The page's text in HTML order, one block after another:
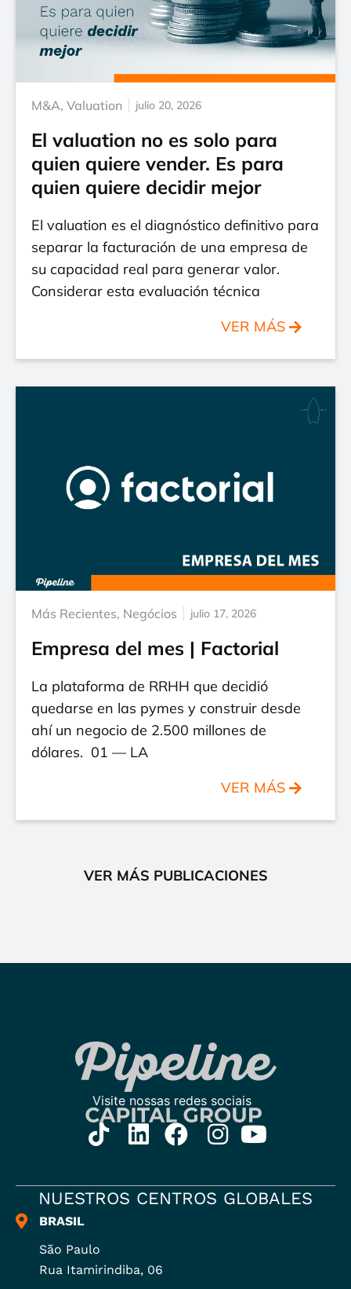
M&A, Valuation julio 20, 2026
El valuation no es solo para
quien quiere vender. Es para
quien quiere decidir mejor
El valuation es el diagnóstico definitivo para
separar la facturación de una empresa de
su capacidad real para generar valor.
Considerar esta evaluación técnica
VER MÁS
Más Recientes, Negócios julio 17, 2026
Empresa del mes | Factorial
La plataforma de RRHH que decidió
quedarse en las pymes y construir desde
ahí un negocio de 2.500 millones de
dólares. 01 — LA
VER MÁS
VER MÁS PUBLICACIONES
NUESTROS CENTROS GLOBALES
BRASIL
São Paulo
Rua Itamirindiba, 06